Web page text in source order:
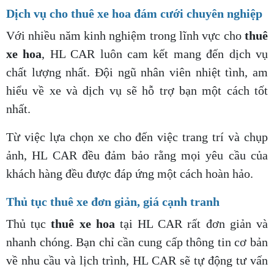
Dịch vụ cho thuê xe hoa đám cưới chuyên nghiệp
Với nhiều năm kinh nghiệm trong lĩnh vực cho thuê
xe hoa, HL CAR luôn cam kết mang đến dịch vụ
chất lượng nhất. Đội ngũ nhân viên nhiệt tình, am
hiểu về xe và dịch vụ sẽ hỗ trợ bạn một cách tốt
nhất.
Từ việc lựa chọn xe cho đến việc trang trí và chụp
ảnh, HL CAR đều đảm bảo rằng mọi yêu cầu của
khách hàng đều được đáp ứng một cách hoàn hảo.
Thủ tục thuê xe đơn giản, giá cạnh tranh
Thủ tụcthuê xe hoa tại HL CAR rất đơn giản và
nhanh chóng. Bạn chỉ cần cung cấp thông tin cơ bản
về nhu cầu và lịch trình, HL CAR sẽ tự động tư vấn